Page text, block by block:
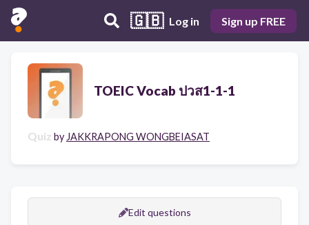
🇬🇧 Log in Sign up FREE
TOEIC Vocab ปวส1-1-1
Quiz by JAKKRAPONG WONGBEIASAT
Edit questions